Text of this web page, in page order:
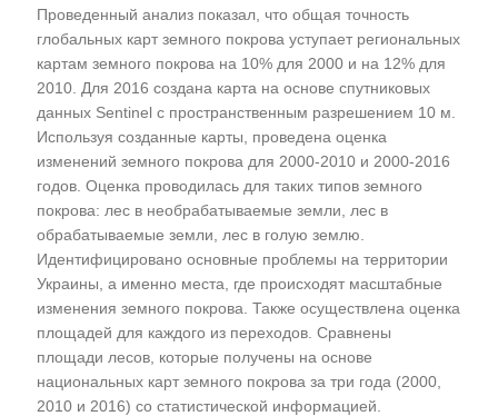
Проведенный анализ показал, что общая точность
глобальных карт земного покрова уступает региональных
картам земного покрова на 10% для 2000 и на 12% для
2010. Для 2016 создана карта на основе спутниковых
данных Sentinel с пространственным разрешением 10 м.
Используя созданные карты, проведена оценка
изменений земного покрова для 2000-2010 и 2000-2016
годов. Оценка проводилась для таких типов земного
покрова: лес в необрабатываемые земли, лес в
обрабатываемые земли, лес в голую землю.
Идентифицировано основные проблемы на территории
Украины, а именно места, где происходят масштабные
изменения земного покрова. Также осуществлена оценка
площадей для каждого из переходов. Сравнены
площади лесов, которые получены на основе
национальных карт земного покрова за три года (2000,
2010 и 2016) со статистической информацией.